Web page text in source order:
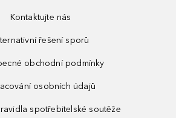
Kontaktujte nás
řešení sporů
obchodní podmínky
osobních údajů
spotřebitelské soutěže